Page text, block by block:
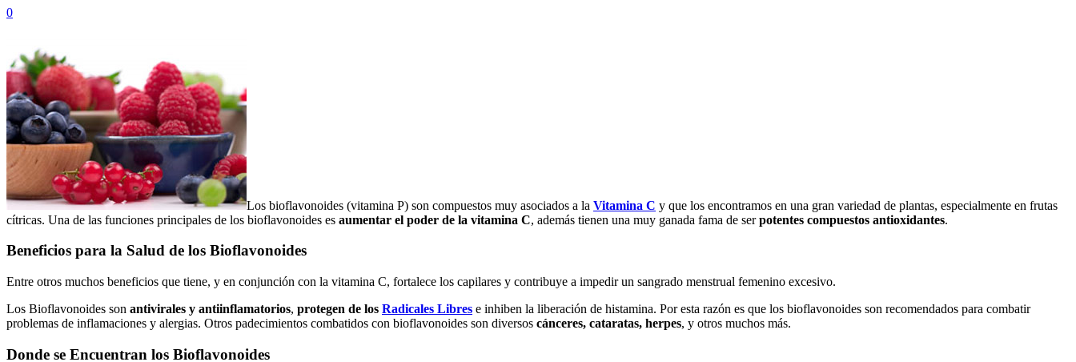
0
Los bioflavonoides (vitamina P) son compuestos muy asociados a la Vitamina C y que los encontramos en una gran variedad de plantas, especialmente en frutas
cítricas. Una de las funciones principales de los bioflavonoides es aumentar el poder de la vitamina C, además tienen una muy ganada fama de serpotentes compuestos antioxidantes.
Beneficios para la Salud de los Bioflavonoides
Entre otros muchos beneficios que tiene, y en conjunción con la vitamina C, fortalece los capilares y contribuye a impedir un sangrado menstrual femenino excesivo.
Los Bioflavonoides son antivirales y antiinflamatorios, protegen de los Radicales Libres e inhiben la liberación de histamina. Por esta razón es que los bioflavonoides son recomendados para combatir
problemas de inflamaciones y alergias. Otros padecimientos combatidos con bioflavonoides son diversos cánceres, cataratas, herpes, y otros muchos más.
Donde se Encuentran los Bioflavonoides